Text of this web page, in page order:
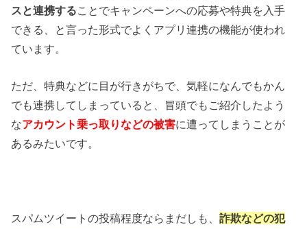
スと連携することでキャンペーンへの応募や特典を入手
できる、と言った形式でよくアプリ連携の機能が使われ
ています。
ただ、特典などに目が行きがちで、気軽になんでもかん
でも連携してしまっていると、冒頭でもご紹介したよう
なアカウント乗っ取りなどの被害に遭ってしまうことが
あるみたいです。
スパムツイートの投稿程度ならまだしも、詐欺などの犯